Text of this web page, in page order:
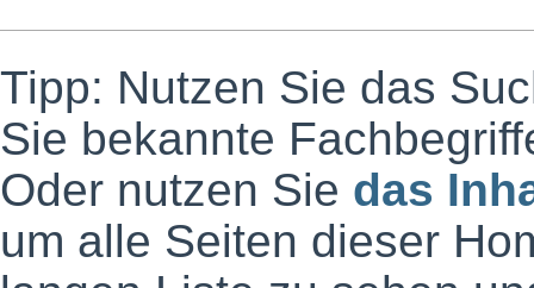
Tipp: Nutzen Sie das
Sie bekannte
Oder nutzen Sie das
um alle Seiten dieser